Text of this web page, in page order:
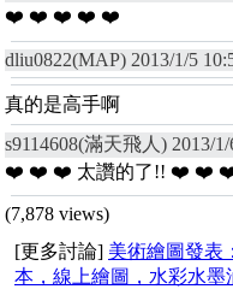
❤️ ❤️ ❤️ ❤️ ❤️
dliu0822(MAP) 2013/1/5
真的是高手啊
s9114608(滿天飛人) 2013/1/
❤️ ❤️ ❤️ 太讚的了!! ❤️ ❤️
(7,878 views)
[更多討論] 美術繪圖發表
本，線上繪圖，水彩水墨